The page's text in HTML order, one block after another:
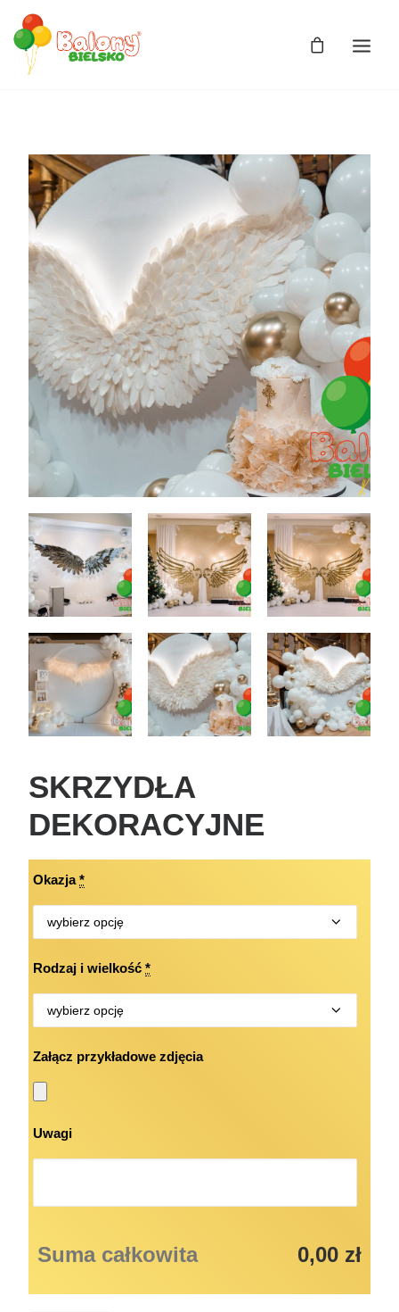
Zdjęcia
Balony
Balony z helem
Balony Bajki
Licencja
Dekoracje
Wesele
Oferta
Akcesoria
Okazje
Kontakt
SKRZYDŁA
DEKORACYJNE
Okazja *
Rodzaj i wielkość *
Załącz przykładowe zdjęcia
Uwagi
Suma całkowita 0,00 zł